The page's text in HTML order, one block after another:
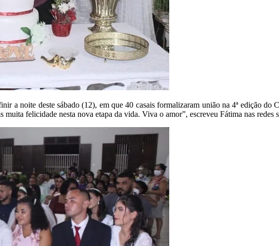
a noite deste sábado (12), em que 40 casais formalizaram união na 4ª edição
muita felicidade nesta nova etapa da vida. Viva o amor”, escreveu Fátima nas